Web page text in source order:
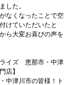
した。
なくなったことで
けていただいたと
ら大変お喜びの声を
ライズ 恵那市・中
店】
中津川市の皆様！